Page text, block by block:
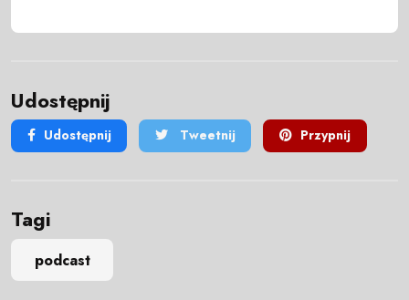
Udostępnij
Udostępnij Tweetnij Przypnij
Tagi
podcast